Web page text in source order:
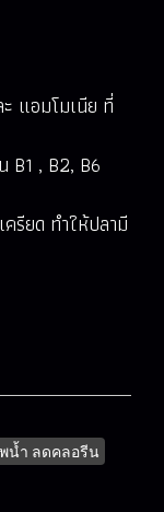
แอมโมเนีย ที่
B1 , B2, B6
รียด ทำให้ปลามี
น้ำ ลดคลอรีน